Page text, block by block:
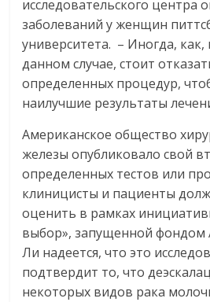
исследовательского центра
заболеваний у женщин
университета. – Иногда,
данном случае, стоит
определенных процедур,
наилучшие результаты
Американское общество
железы опубликовало свой
определенных тестов или
клиницисты и пациенты
оценить в рамках
выбор», запущенной фондом
Ли надеется, что это
подтвердит то, что
некоторых видов рака